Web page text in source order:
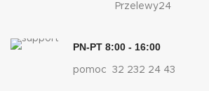
Przelewy24
PN-PT 8:00 - 16:00
pomoc 32 232 24 43